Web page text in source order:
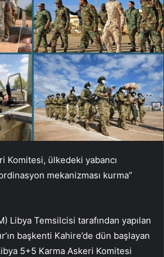
Komitesi, ülkedeki yabancı
mekanizması kurma”
Libya Temsilcisi tarafından yapılan
başkenti Kahire’de dün başlayan
5+5 Karma Askeri Komitesi